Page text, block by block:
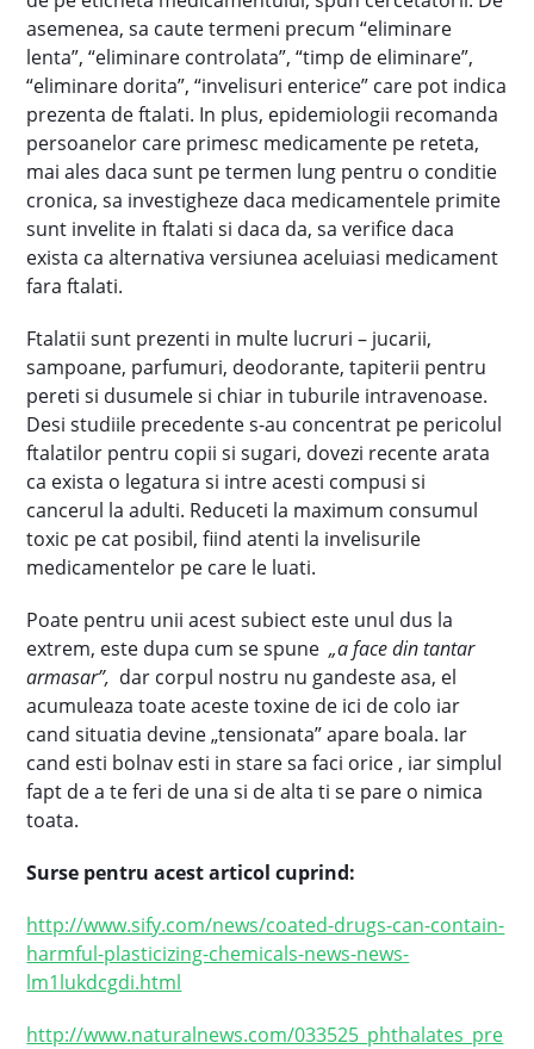
asemenea, sa caute termeni precum “eliminare
lenta”, “eliminare controlata”, “timp de eliminare”,
“eliminare dorita”, “invelisuri enterice” care pot indica
prezenta de ftalati. In plus, epidemiologii recomanda
persoanelor care primesc medicamente pe reteta,
mai ales daca sunt pe termen lung pentru o conditie
cronica, sa investigheze daca medicamentele primite
sunt invelite in ftalati si daca da, sa verifice daca
exista ca alternativa versiunea aceluiasi medicament
fara ftalati.
Ftalatii sunt prezenti in multe lucruri – jucarii,
sampoane, parfumuri, deodorante, tapiterii pentru
pereti si dusumele si chiar in tuburile intravenoase.
Desi studiile precedente s-au concentrat pe pericolul
ftalatilor pentru copii si sugari, dovezi recente arata
ca exista o legatura si intre acesti compusi si
cancerul la adulti. Reduceti la maximum consumul
toxic pe cat posibil, fiind atenti la invelisurile
medicamentelor pe care le luati.
Poate pentru unii acest subiect este unul dus la
extrem, este dupa cum se spune „a face din tantar
armasar”, dar corpul nostru nu gandeste asa, el
acumuleaza toate aceste toxine de ici de colo iar
cand situatia devine „tensionata” apare boala. Iar
cand esti bolnav esti in stare sa faci orice , iar simplul
fapt de a te feri de una si de alta ti se pare o nimica
toata.
Surse pentru acest articol cuprind:
http://www.sify.com/news/coated-drugs-can-contain-
harmful-plasticizing-chemicals-news-news-
lm1lukdcgdi.html
http://www.naturalnews.com/033525_phthalates_pre